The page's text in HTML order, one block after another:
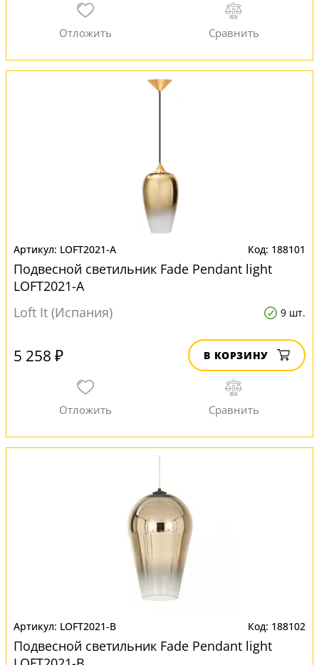
LOFT2021-A 188101
Подвесной светильник Fade Pendant light
LOFT2021-A
Loft It (Испания)
9 шт.
5 258 ₽ В КОРЗИНУ
LOFT2021-B 188102
Подвесной светильник Fade Pendant light